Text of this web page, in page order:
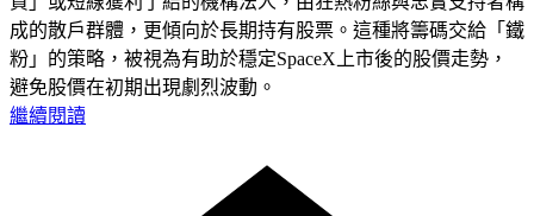
成的散戶群體，更傾向於長期持有股票。這種將籌碼交給「鐵
粉」的策略，被視為有助於穩定SpaceX上市後的股價走勢，
避免股價在初期出現劇烈波動。
繼續閱讀